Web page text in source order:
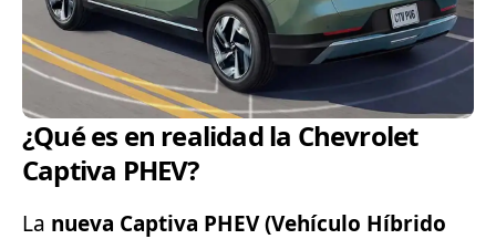
¿Qué es en realidad la Chevrolet
Captiva PHEV?
La nueva Captiva PHEV (Vehículo Híbrido